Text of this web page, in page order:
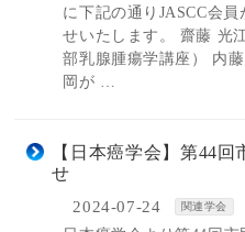
に下記の通りJASCC会
せいたします。 齋藤 光
部乳腺腫瘍学講座） 内
岡が …
【日本癌学会】第44
せ
2024-07-24 関連学会